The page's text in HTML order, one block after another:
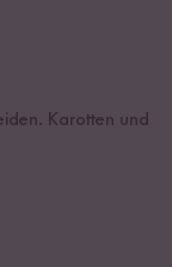
Karotten und